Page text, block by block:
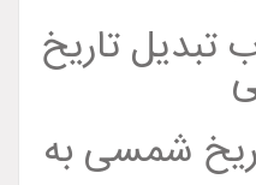
تبدیل تاریخ
شمسی به